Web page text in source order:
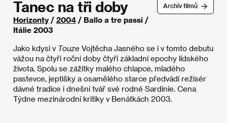
Archív filmů
Tanec na tři doby
Horizonty/ 2004 / Ballo a tre passi /
Itálie 2003
Jako kdysi vTouze Vojtěcha Jasného se i v tomto debutu
vážou na čtyři roční doby čtyři základní epochy lidského
života. Spolu se zážitky malého chlapce, mladého
pastevce, jeptišky a osamělého starce předvádí režisér
dávné tradice i dnešní tvář své rodné Sardinie. Cena
Týdne mezinárodní kritiky v Benátkách 2003.